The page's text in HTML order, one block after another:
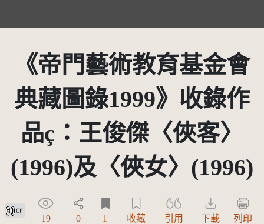
《帝門藝術教育基金會
典藏圖錄1999》收錄作
品ç：王俊傑〈俠客〉
(1996)及〈俠女〉(1996)
創用CC姓名標示 3.0 台灣及其後版本(CC BY 3.0 TW +)
19 0 1 收藏 引用 下載 列印